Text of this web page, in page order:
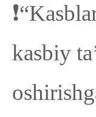
kasbiy